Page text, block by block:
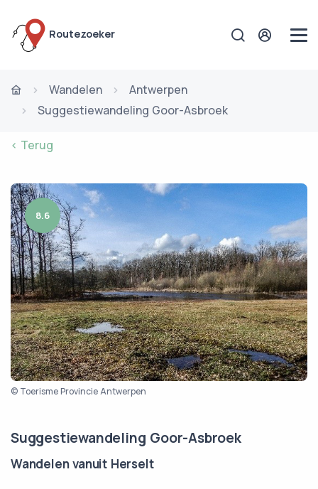
Routezoeker
Wandelen
Antwerpen
Suggestiewandeling Goor-Asbroek
< Terug
8.6
© Toerisme Provincie Antwerpen
Suggestiewandeling Goor-Asbroek
Wandelen vanuit Herselt